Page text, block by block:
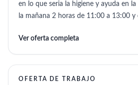
en lo que seria la higiene y ayuda en
la mañana 2 horas de 11:00 a 13:00
total de 4 horas al dia
Ver oferta completa
OFERTA DE TRABAJO